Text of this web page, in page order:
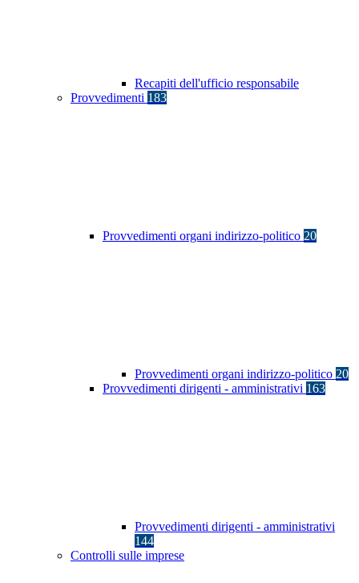
Recapiti dell'ufficio responsabile
Provvedimenti 183
Provvedimenti organi indirizzo-politico 20
Provvedimenti organi indirizzo-politico 20
Provvedimenti dirigenti - amministrativi 163
Provvedimenti dirigenti - amministrativi
144
Controlli sulle imprese